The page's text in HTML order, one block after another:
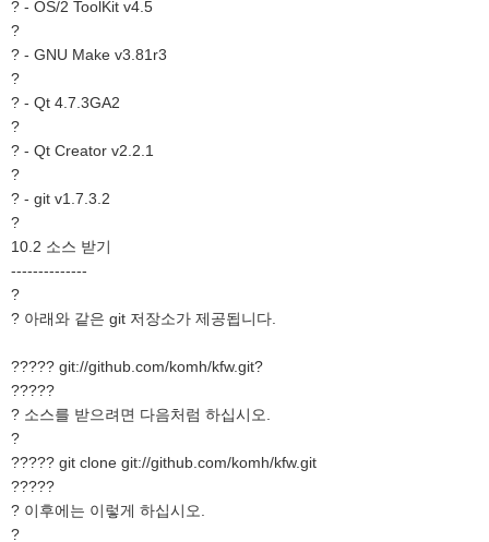
? - OS/2 ToolKit v4.5
?
? - GNU Make v3.81r3
?
? - Qt 4.7.3GA2
?
? - Qt Creator v2.2.1
?
? - git v1.7.3.2
?
10.2 소스 받기
--------------
?
? 아래와 같은 git 저장소가 제공됩니다.
????? git://github.com/komh/kfw.git?
?????
? 소스를 받으려면 다음처럼 하십시오.
?
????? git clone git://github.com/komh/kfw.git
?????
? 이후에는 이렇게 하십시오.
?